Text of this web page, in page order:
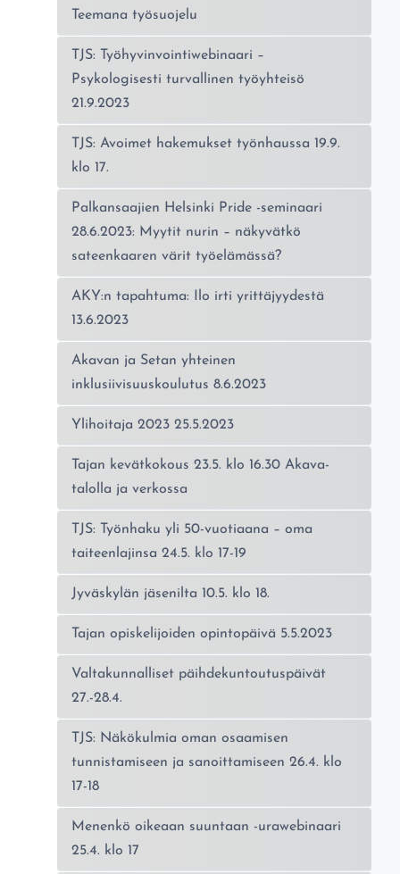
Teemana työsuojelu
TJS: Työhyvinvointiwebinaari –
Psykologisesti turvallinen työyhteisö
21.9.2023
TJS: Avoimet hakemukset työnhaussa 19.9.
klo 17.
Palkansaajien Helsinki Pride -seminaari
28.6.2023: Myytit nurin – näkyvätkö
sateenkaaren värit työelämässä?
AKY:n tapahtuma: Ilo irti yrittäjyydestä
13.6.2023
Akavan ja Setan yhteinen
inklusiivisuuskoulutus 8.6.2023
Ylihoitaja 2023 25.5.2023
Tajan kevätkokous 23.5. klo 16.30 Akava-
talolla ja verkossa
TJS: Työnhaku yli 50-vuotiaana – oma
taiteenlajinsa 24.5. klo 17-19
Jyväskylän jäsenilta 10.5. klo 18.
Tajan opiskelijoiden opintopäivä 5.5.2023
Valtakunnalliset päihdekuntoutuspäivät
27.-28.4.
TJS: Näkökulmia oman osaamisen
tunnistamiseen ja sanoittamiseen 26.4. klo
17-18
Menenkö oikeaan suuntaan -urawebinaari
25.4. klo 17